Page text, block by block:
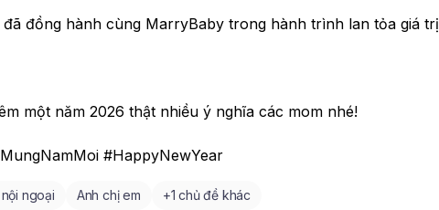
đã đồng hành cùng MarryBaby trong hành trình lan tỏa giá trị
một năm 2026 thật nhiều ý nghĩa các mom nhé!
#HappyNewYear
ngoại Anh chị em +1 chủ đề khác